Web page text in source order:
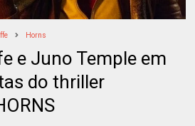
Horns
e Juno Temple em
do thriller